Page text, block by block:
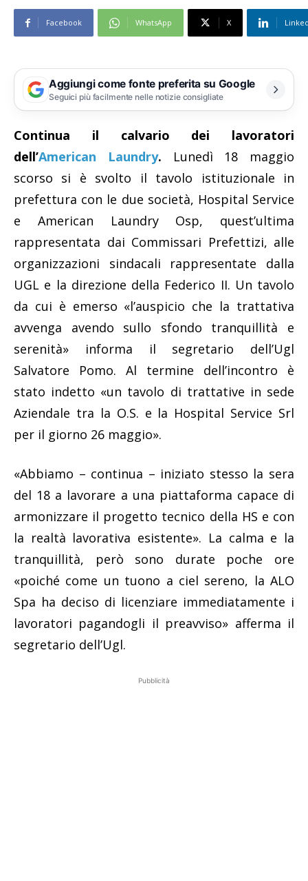
Facebook WhatsApp X
Aggiungi come fonte preferita su Google
Seguici più facilmente nelle notizie consigliate
Continua il calvario dei lavoratori
dell’American Laundry. Lunedì 18 maggio
scorso si è svolto il tavolo istituzionale in
prefettura con le due società, Hospital Service
e American Laundry Osp, quest’ultima
rappresentata dai Commissari Prefettizi, alle
organizzazioni sindacali rappresentate dalla
UGL e la direzione della Federico II. Un tavolo
da cui è emerso «l’auspicio che la trattativa
avvenga avendo sullo sfondo tranquillità e
serenità» informa il segretario dell’Ugl
Salvatore Pomo. Al termine dell’incontro è
stato indetto «un tavolo di trattative in sede
Aziendale tra la O.S. e la Hospital Service Srl
per il giorno 26 maggio».
«Abbiamo – continua – iniziato stesso la sera
del 18 a lavorare a una piattaforma capace di
armonizzare il progetto tecnico della HS e con
la realtà lavorativa esistente». La calma e la
tranquillità, però sono durate poche ore
«poiché come un tuono a ciel sereno, la ALO
Spa ha deciso di licenziare immediatamente i
lavoratori pagandogli il preavviso» afferma il
segretario dell’Ugl.
Pubblicità